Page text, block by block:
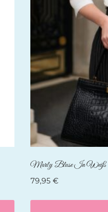
Marly Bluse In Weiß
79,95€